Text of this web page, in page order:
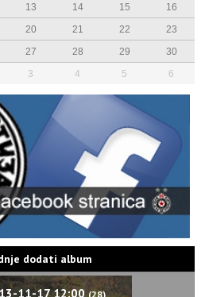
13 14 15
16
20 21 22
23
27 28 29
30
3 4 5 6
dodati album
11-17 12:00 (28)